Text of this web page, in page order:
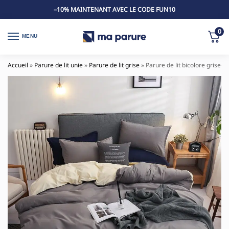
–10% MAINTENANT AVEC LE CODE FUN10
MENU
0
Accueil » Parure de lit unie» Parure de lit grise» Parure de lit bicolore grise-